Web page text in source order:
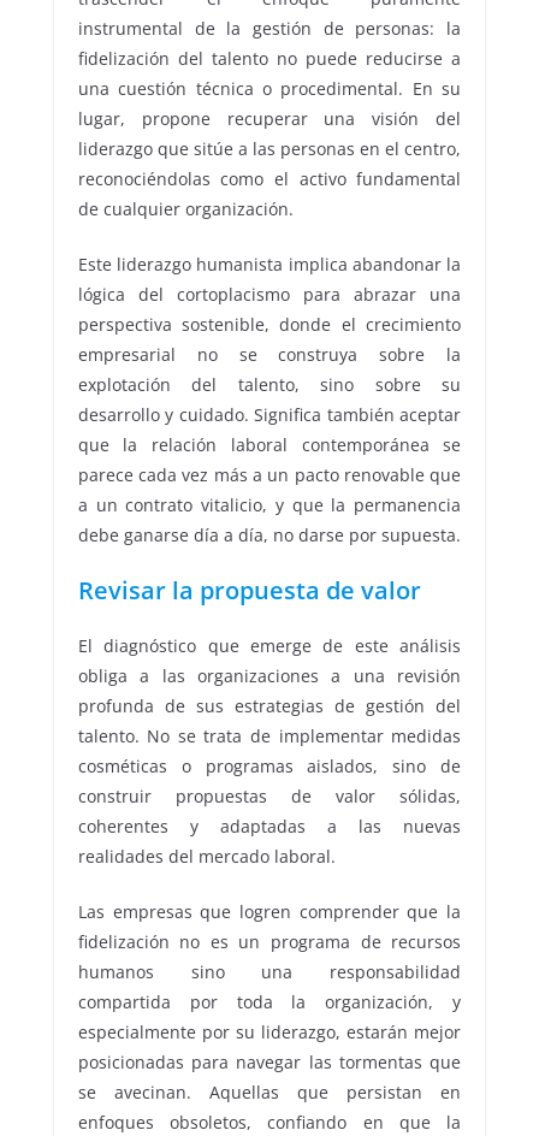
instrumental de la gestión de personas: la
fidelización del talento no puede reducirse a
una cuestión técnica o procedimental. En su
lugar, propone recuperar una visión del
liderazgo que sitúe a las personas en el centro,
reconociéndolas como el activo fundamental
de cualquier organización.
Este liderazgo humanista implica abandonar la
lógica del cortoplacismo para abrazar una
perspectiva sostenible, donde el crecimiento
empresarial no se construya sobre la
explotación del talento, sino sobre su
desarrollo y cuidado. Significa también aceptar
que la relación laboral contemporánea se
parece cada vez más a un pacto renovable que
a un contrato vitalicio, y que la permanencia
debe ganarse día a día, no darse por supuesta.
Revisar la propuesta de valor
El diagnóstico que emerge de este análisis
obliga a las organizaciones a una revisión
profunda de sus estrategias de gestión del
talento. No se trata de implementar medidas
cosméticas o programas aislados, sino de
construir propuestas de valor sólidas,
coherentes y adaptadas a las nuevas
realidades del mercado laboral.
Las empresas que logren comprender que la
fidelización no es un programa de recursos
humanos sino una responsabilidad
compartida por toda la organización, y
especialmente por su liderazgo, estarán mejor
posicionadas para navegar las tormentas que
se avecinan. Aquellas que persistan en
enfoques obsoletos, confiando en que la